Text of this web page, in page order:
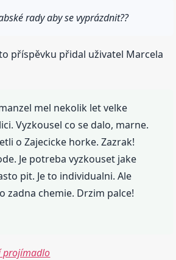
rady aby se vyprázdnit??
příspěvku přidal uživatel Marcela
mel nekolik let velke
Vyzkousel co se dalo, marne.
o Zajecicke horke. Zazrak!
Je potreba vyzkouset jake
pit. Je to individualni. Ale
zadna chemie. Drzim palce!
projímadlo